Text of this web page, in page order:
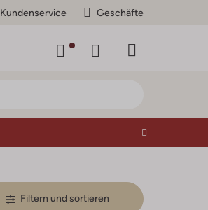
Kundenservice Geschäfte
Filtern und sortieren